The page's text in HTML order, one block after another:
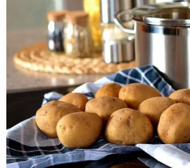
patata
de
Mònica